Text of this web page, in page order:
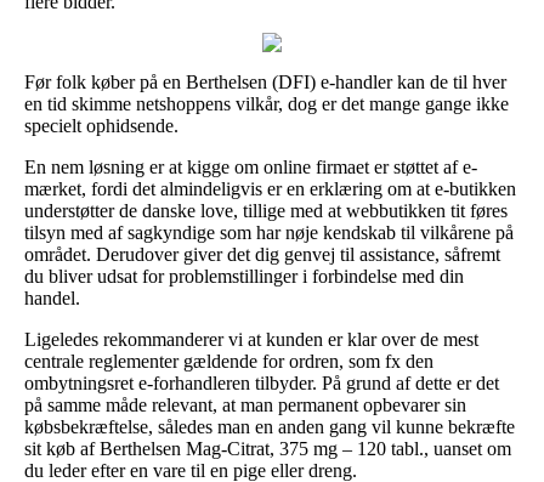
Før folk køber på en Berthelsen (DFI) e-handler kan de til hver
en tid skimme netshoppens vilkår, dog er det mange gange ikke
specielt ophidsende.
En nem løsning er at kigge om online firmaet er støttet af e-
mærket, fordi det almindeligvis er en erklæring om at e-butikken
understøtter de danske love, tillige med at webbutikken tit føres
tilsyn med af sagkyndige som har nøje kendskab til vilkårene på
området. Derudover giver det dig genvej til assistance, såfremt
du bliver udsat for problemstillinger i forbindelse med din
handel.
Ligeledes rekommanderer vi at kunden er klar over de mest
centrale reglementer gældende for ordren, som fx den
ombytningsret e-forhandleren tilbyder. På grund af dette er det
på samme måde relevant, at man permanent opbevarer sin
købsbekræftelse, således man en anden gang vil kunne bekræfte
sit køb af Berthelsen Mag-Citrat, 375 mg – 120 tabl., uanset om
du leder efter en vare til en pige eller dreng.